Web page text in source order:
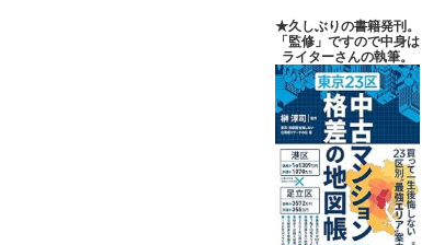
★久しぶりの書籍発刊。
「監修」ですので中身は
ライターさんの執筆。